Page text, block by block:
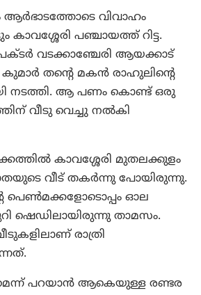
വിവാഹം
കാവശ്ശേരി പഞ്ചായത്ത് റിട്ട.
വടക്കാഞ്ചേരി ആയക്കാട്
കുമാര്‍ തന്റെ മകൻ രാഹുലിന്റെ
നടത്തി. ആ പണം കൊണ്ട് ഒരു
വീടു വെച്ചു നല്‍കി
കാവശ്ശേരി മുതലക്കുളം
വീട് തകർന്നു പോയിരുന്നു.
പെൺമക്കളോടൊപ്പം ഓല
ഷെഡിലായിരുന്നു താമസം.
രാത്രി
പറയാന്‍ ആകെയുള്ള രണ്ടര